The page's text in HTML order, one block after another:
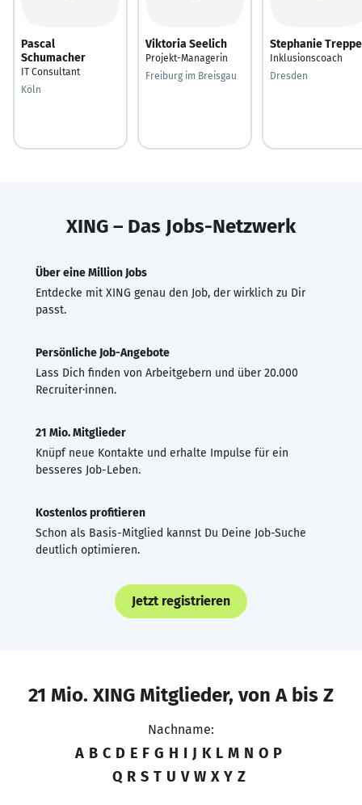
Pascal
Schumacher
IT Consultant
Köln
Viktoria Seelich
Projekt-Managerin
Freiburg im Breisgau
Stephanie Treppe
Inklusionscoach
Dresden
XING – Das Jobs-Netzwerk
Über eine Million Jobs
Entdecke mit XING genau den Job, der wirklich zu Dir
passt.
Persönliche Job-Angebote
Lass Dich finden von Arbeitgebern und über 20.000
Recruiter·innen.
21 Mio. Mitglieder
Knüpf neue Kontakte und erhalte Impulse für ein
besseres Job-Leben.
Kostenlos profitieren
Schon als Basis-Mitglied kannst Du Deine Job-Suche
deutlich optimieren.
Jetzt registrieren
21 Mio. XING Mitglieder, von A bis Z
Nachname:
A B C D E F G H I J K L M N O P
Q R S T U V W X Y Z